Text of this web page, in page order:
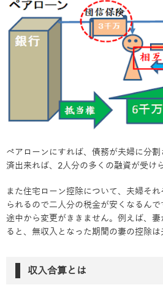
ペアローンにすれば、債務が夫婦に分
済出来れば、2人分の多くの融資が受け
また住宅ローン控除について、夫婦そ
られるので二人分の税金が安くなるん
途中から変更がききません。例えば、
ると、無収入となった期間の妻の控除は
収入合算とは